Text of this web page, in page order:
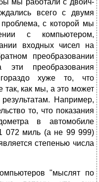
всего с двумя
с которой мы
с компьютером,
входных чисел на
преобразовании
эти преобразования
хуже то, что
так, как мы, а это может
Напри­мер,
то, что показания
в автомобиле
072 миль (а не 99 999)
степенью числа
"мыслят по